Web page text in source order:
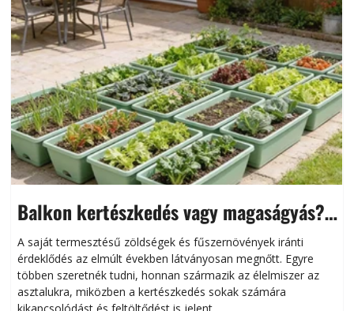
Balkon kertészkedés vagy magaságyás?
Helytakarékos kertészkedés
A saját termesztésű zöldségek és fűszernövények iránti
érdeklődés az elmúlt években látványosan megnőtt. Egyre
többen szeretnék tudni, honnan származik az élelmiszer az
asztalukra, miközben a kertészkedés sokak számára